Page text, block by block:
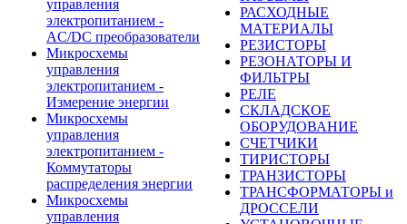
управления
электропитанием -
AC/DC преобразователи
Микросхемы
управления
электропитанием -
Измерение энергии
Микросхемы
управления
электропитанием -
Коммутаторы
распределения энергии
Микросхемы
управления
РАСХОДНЫЕ
МАТЕРИАЛЫ
РЕЗИСТОРЫ
РЕЗОНАТОРЫ И
ФИЛЬТРЫ
РЕЛЕ
СКЛАДСКОЕ
ОБОРУДОВАНИЕ
СЧЕТЧИКИ
ТИРИСТОРЫ
ТРАНЗИСТОРЫ
ТРАНСФОРМАТОРЫ и
ДРОССЕЛИ